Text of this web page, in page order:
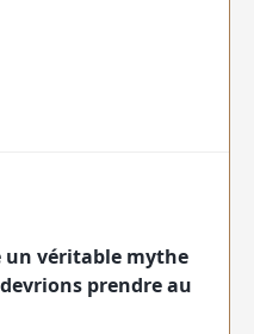
un véritable mythe
prendre au